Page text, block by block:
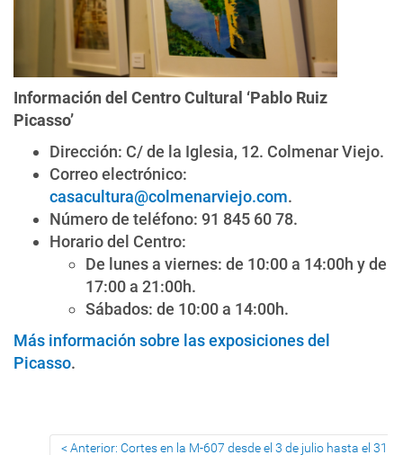
Información del Centro Cultural ‘Pablo Ruiz
Picasso’
Dirección: C/ de la Iglesia, 12. Colmenar Viejo.
Correo electrónico:
casacultura@colmenarviejo.com.
Número de teléfono: 91 845 60 78.
Horario del Centro:
De lunes a viernes: de 10:00 a 14:00h y de
17:00 a 21:00h.
Sábados: de 10:00 a 14:00h.
Más información sobre las exposiciones del
Picasso.
Anterior: Cortes en la M-607 desde el 3 de julio hasta el 31